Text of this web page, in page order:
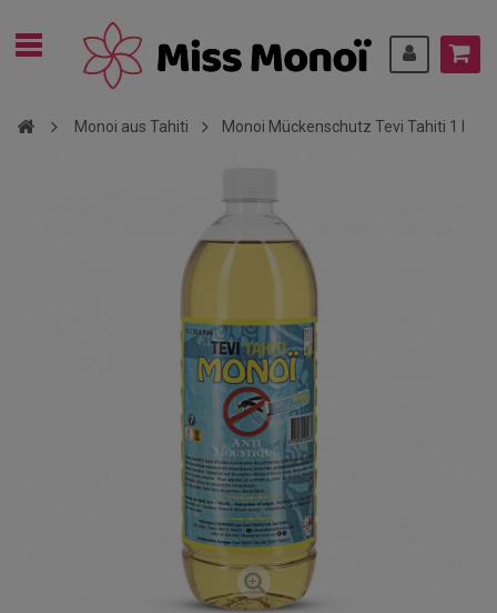
Monoi aus Tahiti Monoi Mückenschutz Tevi Tahiti 1 l